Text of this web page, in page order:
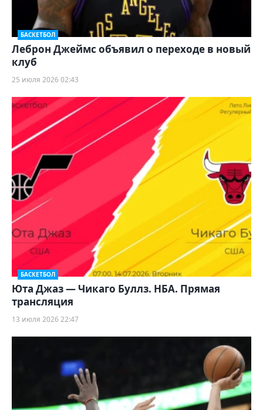
БАСКЕТБОЛ
Леброн Джеймс объявил о переходе в новый
клуб
25 июля 2026 02:43
БАСКЕТБОЛ
Юта Джаз — Чикаго Буллз. НБА. Прямая
трансляция
13 июля 2026 22:47